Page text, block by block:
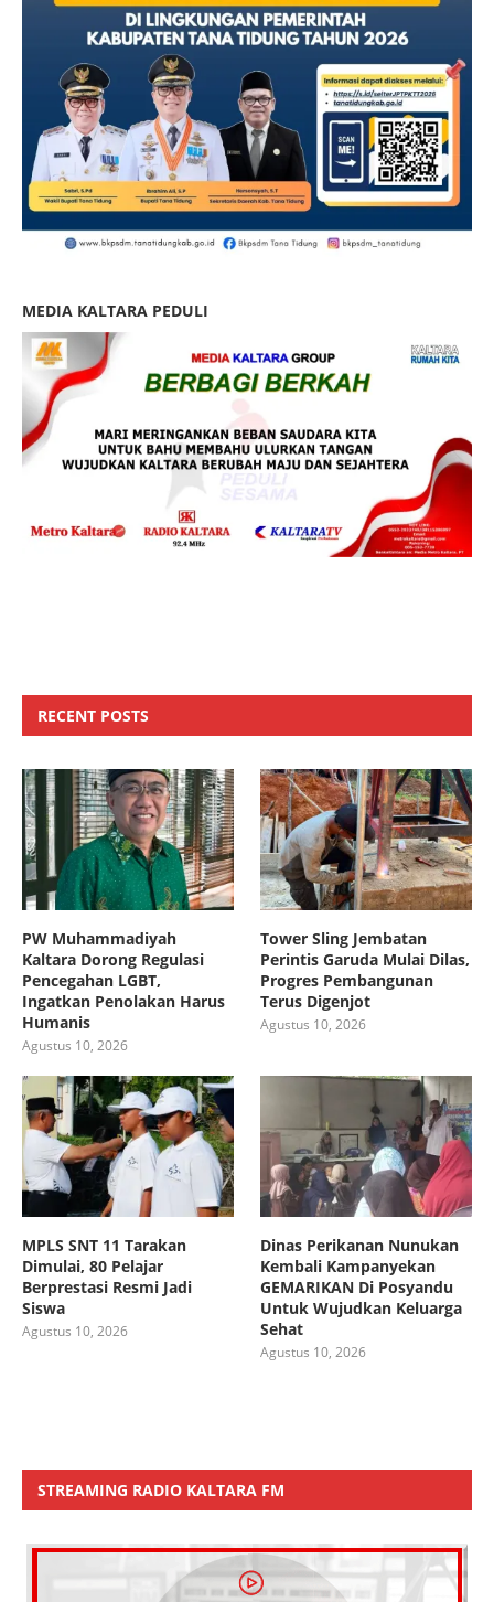
MEDIA KALTARA PEDULI
RECENT POSTS
PW Muhammadiyah
Kaltara Dorong Regulasi
Pencegahan LGBT,
Ingatkan Penolakan Harus
Humanis
Agustus 10, 2026
Tower Sling Jembatan
Perintis Garuda Mulai Dilas,
Progres Pembangunan
Terus Digenjot
Agustus 10, 2026
MPLS SNT 11 Tarakan
Dimulai, 80 Pelajar
Berprestasi Resmi Jadi
Siswa
Agustus 10, 2026
Dinas Perikanan Nunukan
Kembali Kampanyekan
GEMARIKAN Di Posyandu
Untuk Wujudkan Keluarga
Sehat
Agustus 10, 2026
STREAMING RADIO KALTARA FM